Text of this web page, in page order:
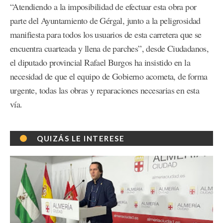
“Atendiendo a la imposibilidad de efectuar esta obra por
parte del Ayuntamiento de Gérgal, junto a la peligrosidad
manifiesta para todos los usuarios de esta carretera que se
encuentra cuarteada y llena de parches”, desde Ciudadanos,
el diputado provincial Rafael Burgos ha insistido en la
necesidad de que el equipo de Gobierno acometa, de forma
urgente, todas las obras y reparaciones necesarias en esta
vía.
QUIZÁS LE INTERESE